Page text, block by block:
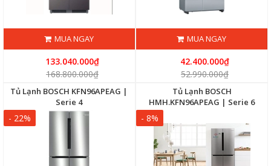
MUA NGAY
133.040.000₫
168.800.000₫
MUA NGAY
42.400.000₫
52.990.000₫
Tủ Lạnh BOSCH KFN96APEAG |
Serie 4
- 22%
Tủ Lạnh BOSCH
HMH.KFN96APEAG | Serie 6
- 8%